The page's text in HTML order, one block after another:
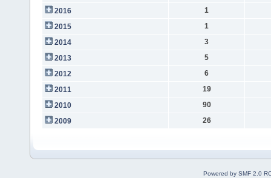
2016
1
2015
1
2014
3
2013
5
2012
6
2011
19
2010
90
2009
26
Powered by SMF 2.0